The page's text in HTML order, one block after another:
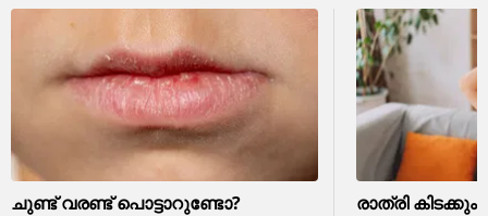
ചുണ്ട് വരണ്ട് പൊട്ടാറുണ്ടോ?
രാത്രി